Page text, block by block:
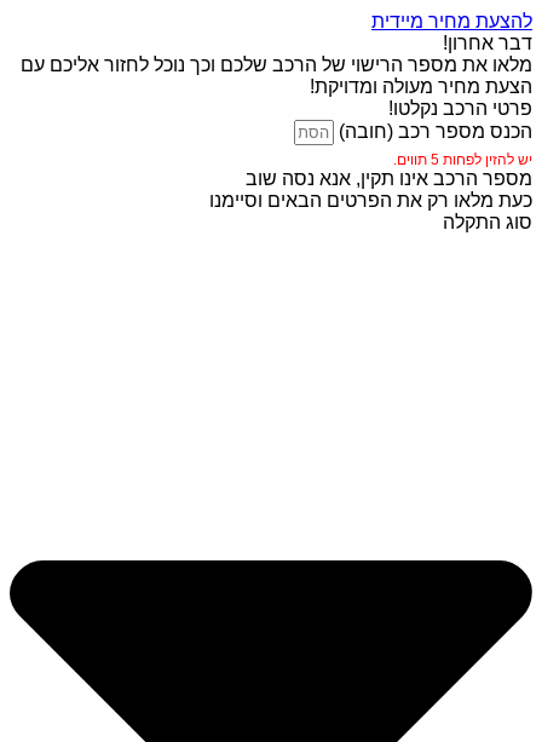
להצעת מחיר מיידית
דבר אחרון!
מלאו את מספר הרישוי של הרכב שלכם וכך נוכל לחזור אליכם עם
הצעת מחיר מעולה ומדויקת!
פרטי הרכב נקלטו!
הכנס מספר רכב (חובה)
יש להזין לפחות 5 תווים.
מספר הרכב אינו תקין, אנא נסה שוב
כעת מלאו רק את הפרטים הבאים וסיימנו
סוג התקלה